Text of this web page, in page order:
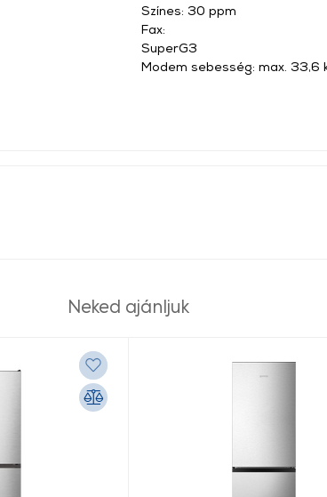
Színes: 30 ppm
Fax:
SuperG3
Modem sebesség: max. 33,6
Neked ajánljuk